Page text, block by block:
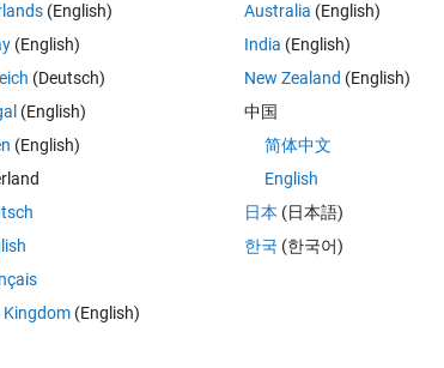
Is this wrong???? For
pour répondre à cette question.
vous pour suivre l’activité
alex
le 9 Fév 2019
(English)
(English)
(Deutsch)
(English)
(English)
Kingdom(English)
Australia (English)
India (English)
New Zealand (English)
中国
简体中文
English
日本 (日本語)
한국 (한국어)